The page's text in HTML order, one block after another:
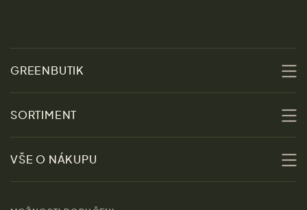
GREENBUTIK
Udržitelnost
SORTIMENT
Slevy
Ženy
VŠE O NÁKUPU